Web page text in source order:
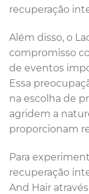
recuperação
Além disso, o
compromisso
de eventos
Essa
na escolha de
agridem a
proporcionam
Para
recuperação
And Hair